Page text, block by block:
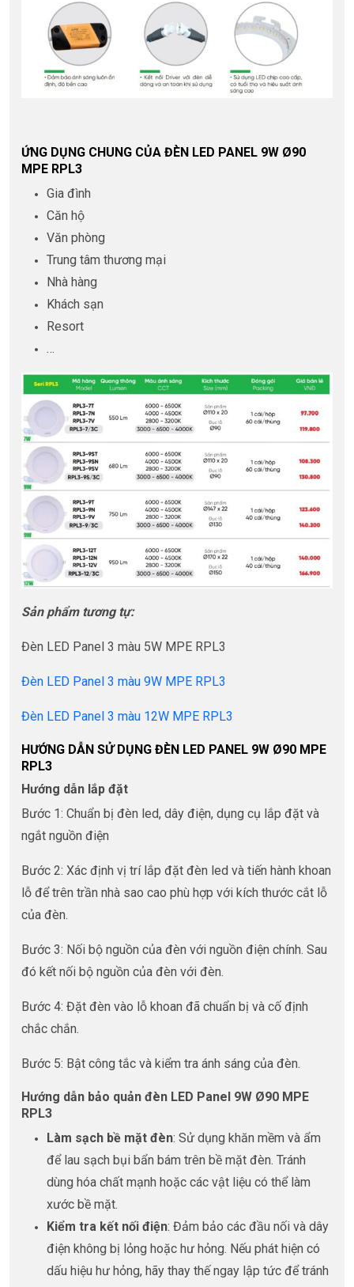
ỨNG DỤNG CHUNG CỦA ĐÈN LED PANEL 9W Ø90
MPE RPL3
Gia đình
Căn hộ
Văn phòng
Trung tâm thương mại
Nhà hàng
Khách sạn
Resort
…
Sản phẩm tương tự:
Đèn LED Panel 3 màu 5W MPE RPL3
Đèn LED Panel 3 màu 9W MPE RPL3
Đèn LED Panel 3 màu 12W MPE RPL3
HƯỚNG DẪN SỬ DỤNG ĐÈN LED PANEL 9W Ø90 MPE
RPL3
Hướng dẫn lắp đặt
Bước 1: Chuẩn bị đèn led, dây điện, dụng cụ lắp đặt và
ngắt nguồn điện
Bước 2: Xác định vị trí lắp đặt đèn led và tiến hành khoan
lỗ để trên trần nhà sao cao phù hợp với kích thước cắt lỗ
của đèn.
Bước 3: Nối bộ nguồn của đèn với nguồn điện chính. Sau
đó kết nối bộ nguồn của đèn với đèn.
Bước 4: Đặt đèn vào lỗ khoan đã chuẩn bị và cố định
chắc chắn.
Bước 5: Bật công tắc và kiểm tra ánh sáng của đèn.
Hướng dẫn bảo quản đèn LED Panel 9W Ø90 MPE
RPL3
Làm sạch bề mặt đèn: Sử dụng khăn mềm và ẩm
để lau sạch bụi bẩn bám trên bề mặt đèn. Tránh
dùng hóa chất mạnh hoặc các vật liệu có thể làm
xước bề mặt.
Kiểm tra kết nối điện: Đảm bảo các đầu nối và dây
điện không bị lỏng hoặc hư hỏng. Nếu phát hiện có
dấu hiệu hư hỏng, hãy thay thế ngay lập tức để tránh